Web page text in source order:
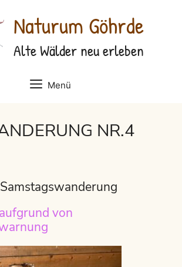
Naturum Göhrde
Alte Wälder neu erleben
Menü
Kontraste
NR.4
von